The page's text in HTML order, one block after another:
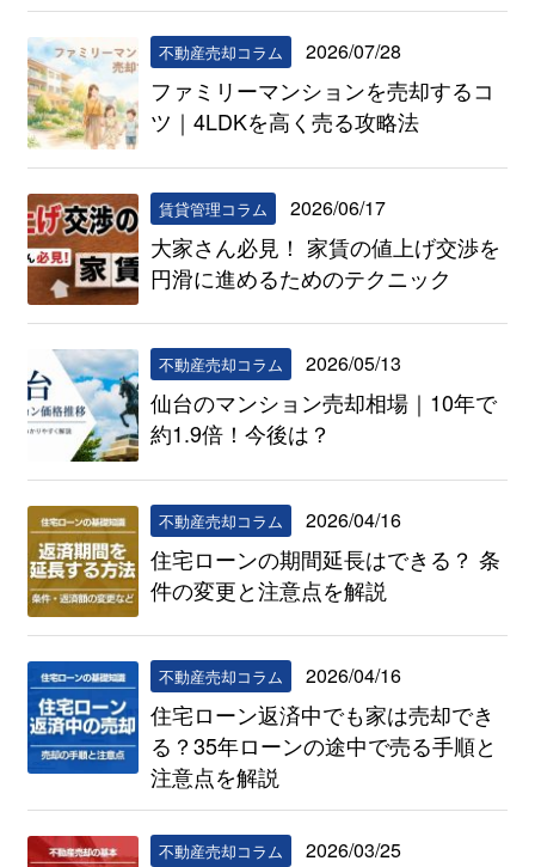
不動産売却コラム 2026/07/28
ファミリーマンションを売却するコ
ツ｜4LDKを高く売る攻略法
賃貸管理コラム 2026/06/17
大家さん必見！ 家賃の値上げ交渉を
円滑に進めるためのテクニック
不動産売却コラム 2026/05/13
仙台のマンション売却相場｜10年で
約1.9倍！今後は？
不動産売却コラム 2026/04/16
住宅ローンの期間延長はできる？ 条
件の変更と注意点を解説
不動産売却コラム 2026/04/16
住宅ローン返済中でも家は売却でき
る？35年ローンの途中で売る手順と
注意点を解説
不動産売却コラム 2026/03/25